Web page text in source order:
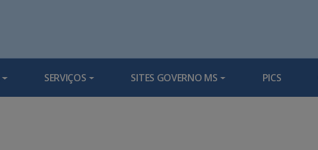
SERVIÇOS SITES GOVERNO MS PICS